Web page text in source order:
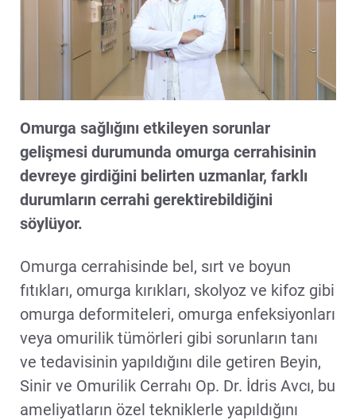
Omurga sağlığını etkileyen sorunlar
gelişmesi durumunda omurga cerrahisinin
devreye girdiğini belirten uzmanlar, farklı
durumların cerrahi gerektirebildiğini
söylüyor.
Omurga cerrahisinde bel, sırt ve boyun
fıtıkları, omurga kırıkları, skolyoz ve kifoz gibi
omurga deformiteleri, omurga enfeksiyonları
veya omurilik tümörleri gibi sorunların tanı
ve tedavisinin yapıldığını dile getiren Beyin,
Sinir ve Omurilik Cerrahı Op. Dr. İdris Avcı, bu
ameliyatların özel tekniklerle yapıldığını